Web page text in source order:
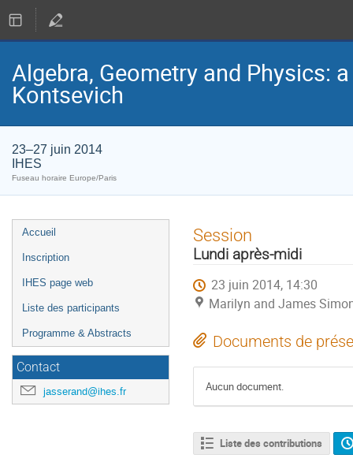
Algebra, Geometry and Physics:
Kontsevich
23–27 juin 2014
IHES
Fuseau horaire Europe/Paris
Menu
de
Accueil
Inscription
IHES page web
Liste des participants
Programme & Abstracts
Contact
jasserand@ihes.fr
Session
Lundi après-midi
23 juin 2014, 14:30
Marilyn and James
Documents de
Aucun document.
Liste des contributions